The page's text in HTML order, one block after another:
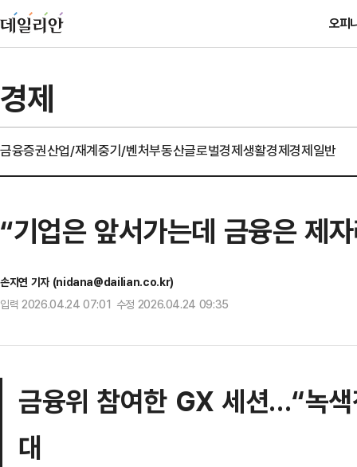
오피
경제
금융증권산업/재계중기/벤처부동산글로벌경제생활경제경제일반
“기업은 앞서가는데 금융은 제
손지연 기자 (nidana@dailian.co.kr)
입력 2026.04.24 07:01 수정 2026.04.24 09:35
금융위 참여한 GX 세션…“녹
대